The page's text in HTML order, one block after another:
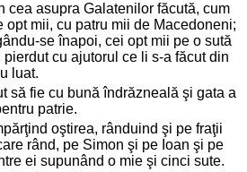
cea asupra Galatenilor făcută, cum
opt mii, cu patru mii de Macedoneni;
se înapoi, cei opt mii pe o sută
cu ajutorul ce li s-a făcut din
luat.
să fie cu bună îndrăzneală şi gata a
patrie.
oştirea, rânduind şi pe fraţii
rând, pe Simon şi pe Ioan şi pe
ei supunând o mie şi cinci sute.